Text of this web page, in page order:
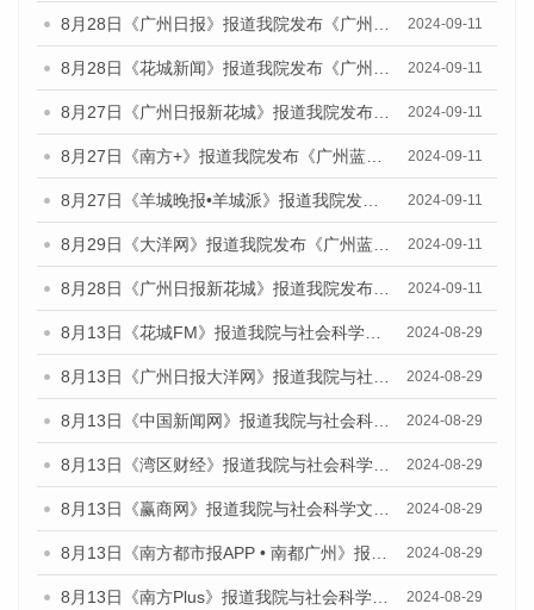
8月28日《广州日报》报道我院发布《广州蓝皮书：广州城市国际化发展报告（2024）》的媒体文章 2024-09-11
8月28日《花城新闻》报道我院发布《广州蓝皮书：广州城市国际化发展报告（2024）》的媒体文章 2024-09-11
8月27日《广州日报新花城》报道我院发布《广州蓝皮书：广州城市国际化发展报告（2024）》的媒体文章 2024-09-11
8月27日《南方+》报道我院发布《广州蓝皮书：广州城市国际化发展报告（2024）》的媒体文章 2024-09-11
8月27日《羊城晚报•羊城派》报道我院发布《广州蓝皮书：广州城市国际化发展报告（2024）》的媒体文章 2024-09-11
8月29日《大洋网》报道我院发布《广州蓝皮书：广州城市国际化发展报告（2024）》的媒体文章 2024-09-11
8月28日《广州日报新花城》报道我院发布《广州蓝皮书：广州城市国际化发展报告（2024）》的媒体文章 2024-09-11
8月13日《花城FM》报道我院与社会科学文献出版社联合发布的《广州蓝皮书：广州国际商贸中心发展报告（2024）》媒体文章 2024-08-29
8月13日《广州日报大洋网》报道我院与社会科学文献出版社联合发布的《广州蓝皮书：广州国际商贸中心发展报告（2024）》媒体文章 2024-08-29
8月13日《中国新闻网》报道我院与社会科学文献出版社联合发布的《广州蓝皮书：广州国际商贸中心发展报告（2024）》媒体文章 2024-08-29
8月13日《湾区财经》报道我院与社会科学文献出版社联合发布的《广州蓝皮书：广州国际商贸中心发展报告（2024）》媒体文章 2024-08-29
8月13日《赢商网》报道我院与社会科学文献出版社联合发布的《广州蓝皮书：广州国际商贸中心发展报告（2024）》媒体文章 2024-08-29
8月13日《南方都市报APP • 南都广州》报道我院与社会科学文献出版社联合发布的《广州蓝皮书：广州国际商贸中心发展报告（2024）》媒体文章 2024-08-29
8月13日《南方Plus》报道我院与社会科学文献出版社联合发布的《广州蓝皮书：广州国际商贸中心发展报告（2024）》媒体文章 2024-08-29